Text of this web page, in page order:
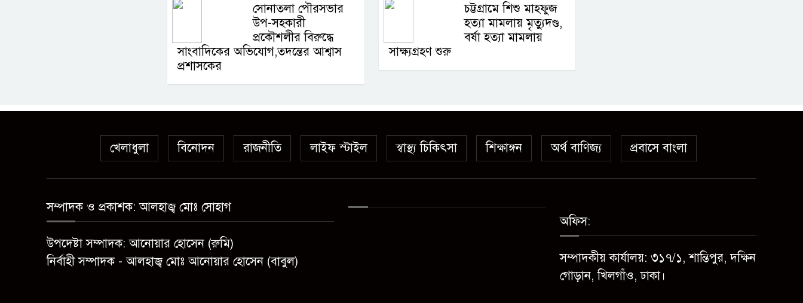
সোনাতলা পৌরসভার
উপ-সহকারী
প্রকৌশলীর বিরুদ্ধে
সাংবাদিকের অভিযোগ,তদন্তের আশ্বাস
প্রশাসকের
চট্টগ্রামে শিশু মাহফুজ
হত্যা মামলায় মৃত্যুদণ্ড,
বর্ষা হত্যা মামলায়
সাক্ষ্যগ্রহণ শুরু
খেলাধুলা বিনোদন রাজনীতি লাইফ স্টাইল স্বাস্থ্য চিকিৎসা শিক্ষাঙ্গন অর্থ বাণিজ্য প্রবাসে বাংলা
সম্পাদক ও প্রকাশক: আলহাজ্ব মোঃ সোহাগ
উপদেষ্টা সম্পাদক: আনোয়ার হোসেন (রুমি)
নির্বাহী সম্পাদক - আলহাজ্ব মোঃ আনোয়ার হোসেন (বাবুল)
অফিস:
সম্পাদকীয় কার্যালয়: ৩১৭/১, শান্তিপুর, দক্ষিন
গোড়ান, খিলগাঁও, ঢাকা।